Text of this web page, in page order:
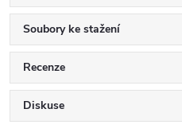
Soubory ke stažení
Recenze
Diskuse